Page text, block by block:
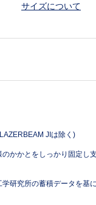
サイズについて
JIは除く)
かかとをしっかり固定し
研究所の蓄積データを基